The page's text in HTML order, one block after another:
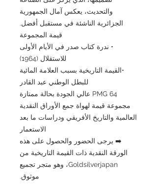
والتحديث، يعكس آمال الجمهورية
الجزائرية الناشئة في مستقبل أفضل.
قيمة المجموعة
• ندرة كتاب صدر في الأيام الأولى
للاستقلال (1964)
•القيمة التاريخية بسبب العلامة المائية
للبطل الوطني عبد القادر
PMG 64 عالي الجودة بحالة ممتازة
مجموعة قيمة لهواة جمع الأوراق النقدية
العالمية والتاريخ الأفريقي ودراسات ما بعد
الاستعمار
➡️ يرجى الحضور والحصول على هذه
الورقة النقدية ذات القيمة التاريخية من
Goldsilverjapan، وهو متجر تجميع
موثوق.